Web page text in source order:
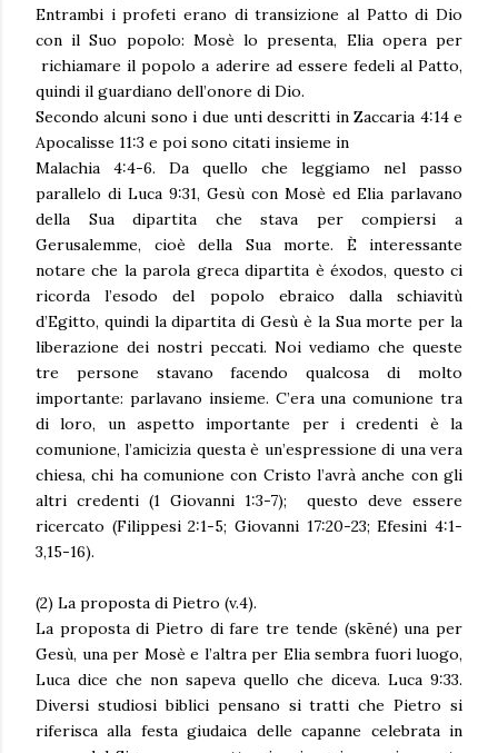
Entrambi i profeti erano di transizione al Patto di Dio
con il Suo popolo: Mosè lo presenta, Elia opera per
richiamare il popolo a aderire ad essere fedeli al Patto,
quindi il guardiano dell’onore di Dio.
Secondo alcuni sono i due unti descritti in Zaccaria 4:14 e
Apocalisse 11:3 e poi sono citati insieme in
Malachia 4:4-6. Da quello che leggiamo nel passo
parallelo di Luca 9:31, Gesù con Mosè ed Elia parlavano
della Sua dipartita che stava per compiersi a
Gerusalemme, cioè della Sua morte. È interessante
notare che la parola greca dipartita è éxodos, questo ci
ricorda l’esodo del popolo ebraico dalla schiavitù
d’Egitto, quindi la dipartita di Gesù è la Sua morte per la
liberazione dei nostri peccati. Noi vediamo che queste
tre persone stavano facendo qualcosa di molto
importante: parlavano insieme. C’era una comunione tra
di loro, un aspetto importante per i credenti è la
comunione, l’amicizia questa è un’espressione di una vera
chiesa, chi ha comunione con Cristo l’avrà anche con gli
altri credenti (1 Giovanni 1:3-7); questo deve essere
ricercato (Filippesi 2:1-5; Giovanni 17:20-23; Efesini 4:1-
3,15-16).
(2) La proposta di Pietro (v.4).
La proposta di Pietro di fare tre tende (skēné) una per
Gesù, una per Mosè e l’altra per Elia sembra fuori luogo,
Luca dice che non sapeva quello che diceva. Luca 9:33.
Diversi studiosi biblici pensano si tratti che Pietro si
riferisca alla festa giudaica delle capanne celebrata in